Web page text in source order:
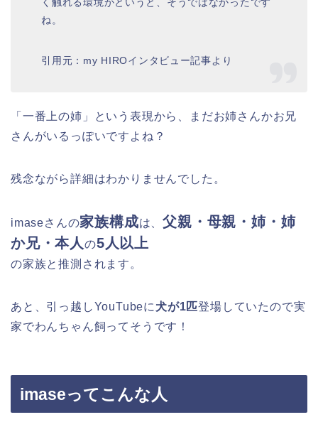
ね。
引用元：my HIROインタビュー記事より
「一番上の姉」という表現から、まだお姉さんかお兄
さんがいるっぽいですよね？
残念ながら詳細はわかりませんでした。
imaseさんの家族構成は、父親・母親・姉・姉
か兄・本人 の5人以上
の家族と推測されます。
あと、引っ越しYouTubeに 犬が1匹登場していたので実
家でわんちゃん飼ってそうです！
imaseってこんな人